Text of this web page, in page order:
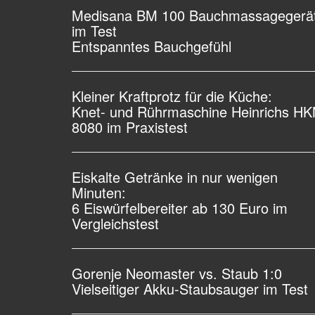
Medisana BM 100
im Test
Entspanntes Bauchgefühl
Kleiner Kraftprotz für die Küche:
Knet- und Rührmaschine Heinrichs
8080 im Praxistest
Eiskalte Getränke in nur wenigen
Minuten:
6 Eiswürfelbereiter ab 130 Euro im
Vergleichstest
Gorenje Neomaster vs. Staub 1:0
Vielseitiger Akku-Staubsauger im Test